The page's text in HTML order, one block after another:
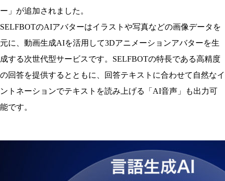
ー」が追加されました。
SELFBOTのAIアバターはイラストや写真などの画像データを
元に、動画生成AIを活用して3Dアニメーションアバターを生
成する次世代型サービスです。SELFBOTの特長である高精度
の回答を提供するとともに、回答テキストに合わせて自然なイ
ントネーションでテキストを読み上げる「AI音声」も出力可
能です。